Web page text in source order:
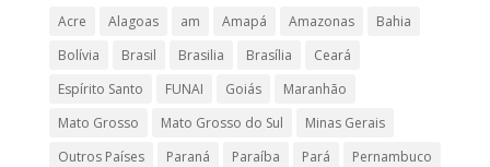
Acre Alagoas am Amapá Amazonas
Bahia
Bolívia
Brasil Brasilia Brasília
Ceará
Espírito Santo
FUNAI Goiás
Maranhão
Mato Grosso
Mato Grosso do Sul
Minas Gerais
Outros Países
Paraná Paraíba Pará
Pernambuco